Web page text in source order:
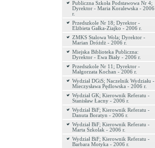
Publiczna Szkoła Podstawowa Nr 4;
Dyrektor - Maria Koralewska - 2006
r.
Przedszkole Nr 18; Dyrektor -
Elżbieta Gałka-Ziajko - 2006 r.
ZMKS Stalowa Wola; Dyrektor -
Marian Dróżdż - 2006 r.
Miejska Biblioteka Publiczna:
Dyrektor - Ewa Biały - 2006 r.
Przedszkole Nr 11; Dyrektor -
Małgorzata Kochan - 2006 r.
Wydział DGiS; Naczelnik Wydziału -
Mieczysława Pędlowska - 2006 r.
Wydział GK; Kierownik Referatu -
Stanisław Łacny - 2006 r.
Wydział BiF; Kierownik Referatu -
Danuta Boratyn - 2006 r.
Wydział BiF; Kierownik Referatu -
Marta Szkolak - 2006 r.
Wydział BiF; Kierownik Referatu -
Barbara Motyka - 2006 r.